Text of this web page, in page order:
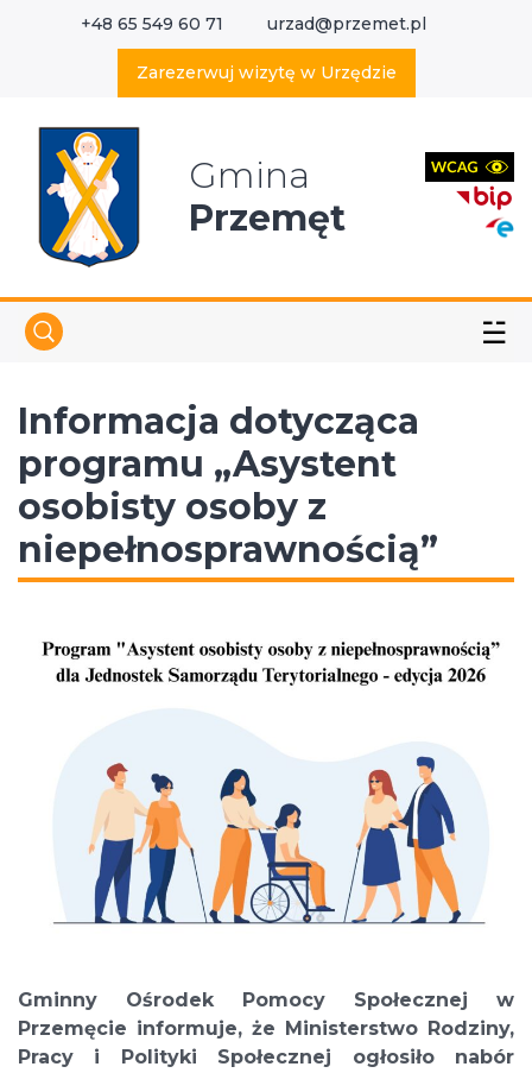
+48 65 549 60 71 urzad@przemet.pl
Zarezerwuj wizytę w Urzędzie
Gmina
Przemęt
☱
Informacja dotycząca
programu „Asystent
osobisty osoby z
niepełnosprawnością”
Gminny Ośrodek Pomocy Społecznej w
Przemęcie informuje, że Ministerstwo Rodziny,
Pracy i Polityki Społecznej ogłosiło nabór
Wyszukaj w serwisie